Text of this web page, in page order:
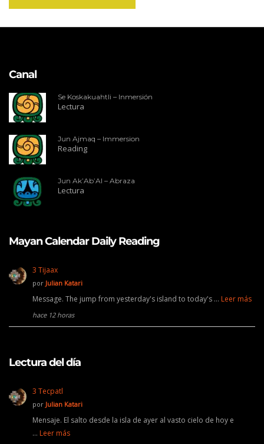
Canal
Se Koskakuahtli – Inmersión
Lectura
Jun Ajmaq – Immersion
Reading
Jun Ak’Ab’Al – Abraza
Lectura
Mayan Calendar Daily Reading
3 Tijaax
por Julian Katari
Message. The jump from yesterday's island to today's … Leer más
hace 12 horas
Lectura del día
3 Tecpatl
por Julian Katari
Mensaje. El salto desde la isla de ayer al vasto cielo de hoy e
… Leer más